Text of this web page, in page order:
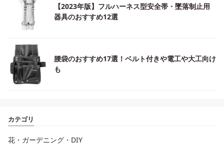
【2023年版】フルハーネス型安全帯・墜落制止用
器具のおすすめ12選
腰袋のおすすめ17選！ベルト付きや電工や大工向け
も
カテゴリ
花・ガーデニング・DIY